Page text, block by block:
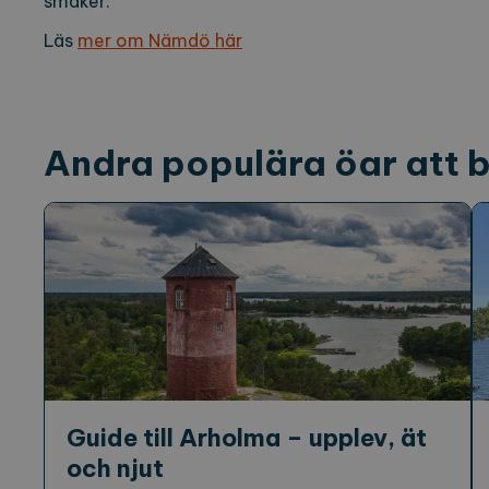
Läs mer om Nämdö här
Andra populära öar att
Guide till Arholma – upplev, ät
och njut
_ga
_ga_2VE62Q7WT9